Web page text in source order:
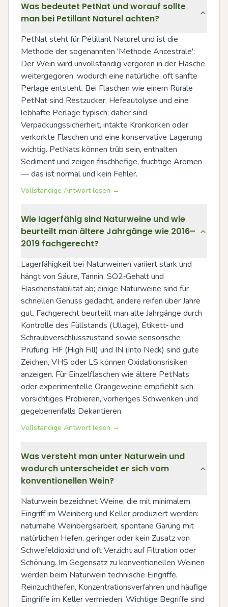
Was bedeutet PetNat und worauf sollte
man bei Petillant Naturel achten?
PetNat steht für Pétillant Naturel und ist die
Methode der sogenannten 'Methode Ancestrale':
Der Wein wird unvollständig vergoren in der Flasche
weitergegoren, wodurch eine natürliche, oft sanfte
Perlage entsteht. Bei Flaschen wie einem Rurale
PetNat sind Restzucker, Hefeautolyse und eine
lebhafte Perlage typisch; daher sind
Verpackungssicherheit, intakte Kronkorken oder
verkorkte Flaschen und eine konservative Lagerung
wichtig. PetNats können trüb sein, enthalten
Sediment und zeigen frischhefige, fruchtige Aromen
— das ist normal und kein Fehler.
Vollständige Antwort lesen →
Wie lagerfähig sind Naturweine und wie
beurteilt man ältere Jahrgänge wie 2016–
2019 fachgerecht?
Lagerfähigkeit bei Naturweinen variiert stark und
hängt von Säure, Tannin, SO2‑Gehalt und
Flaschenstabilität ab; einige Naturweine sind für
schnellen Genuss gedacht, andere reifen über Jahre
gut. Fachgerecht beurteilt man alte Jahrgänge durch
Kontrolle des Füllstands (Ullage), Etikett‑ und
Schraubverschlusszustand sowie sensorische
Prüfung: HF (High Fill) und IN (Into Neck) sind gute
Zeichen, VHS oder LS können Oxidationsrisiken
anzeigen. Für Einzelflaschen wie ältere PetNats
oder experimentelle Orangeweine empfiehlt sich
vorsichtiges Probieren, vorheriges Schwenken und
gegebenenfalls Dekantieren.
Vollständige Antwort lesen →
Was versteht man unter Naturwein und
wodurch unterscheidet er sich vom
konventionellen Wein?
Naturwein bezeichnet Weine, die mit minimalem
Eingriff im Weinberg und Keller produziert werden:
naturnahe Weinbergsarbeit, spontane Gärung mit
natürlichen Hefen, geringer oder kein Zusatz von
Schwefeldioxid und oft Verzicht auf Filtration oder
Schönung. Im Gegensatz zu konventionellen Weinen
werden beim Naturwein technische Eingriffe,
Reinzuchthefen, Konzentrationsverfahren und häufige
Eingriffe im Keller vermieden. Wichtige Begriffe sind